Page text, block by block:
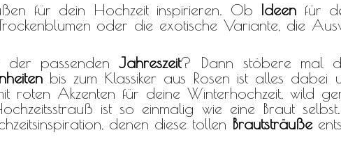
für dein Hochzeit inspirieren. Ob Ideen für
oder die exotische Variante, die
passendenJahreszeit? Dann stöbere mal
bis zum Klassiker aus Rosen ist alles dabei
Akzenten für deine Winterhochzeit, wild
ist so einmalig wie eine Braut
denen diese tollen Brautsträuße